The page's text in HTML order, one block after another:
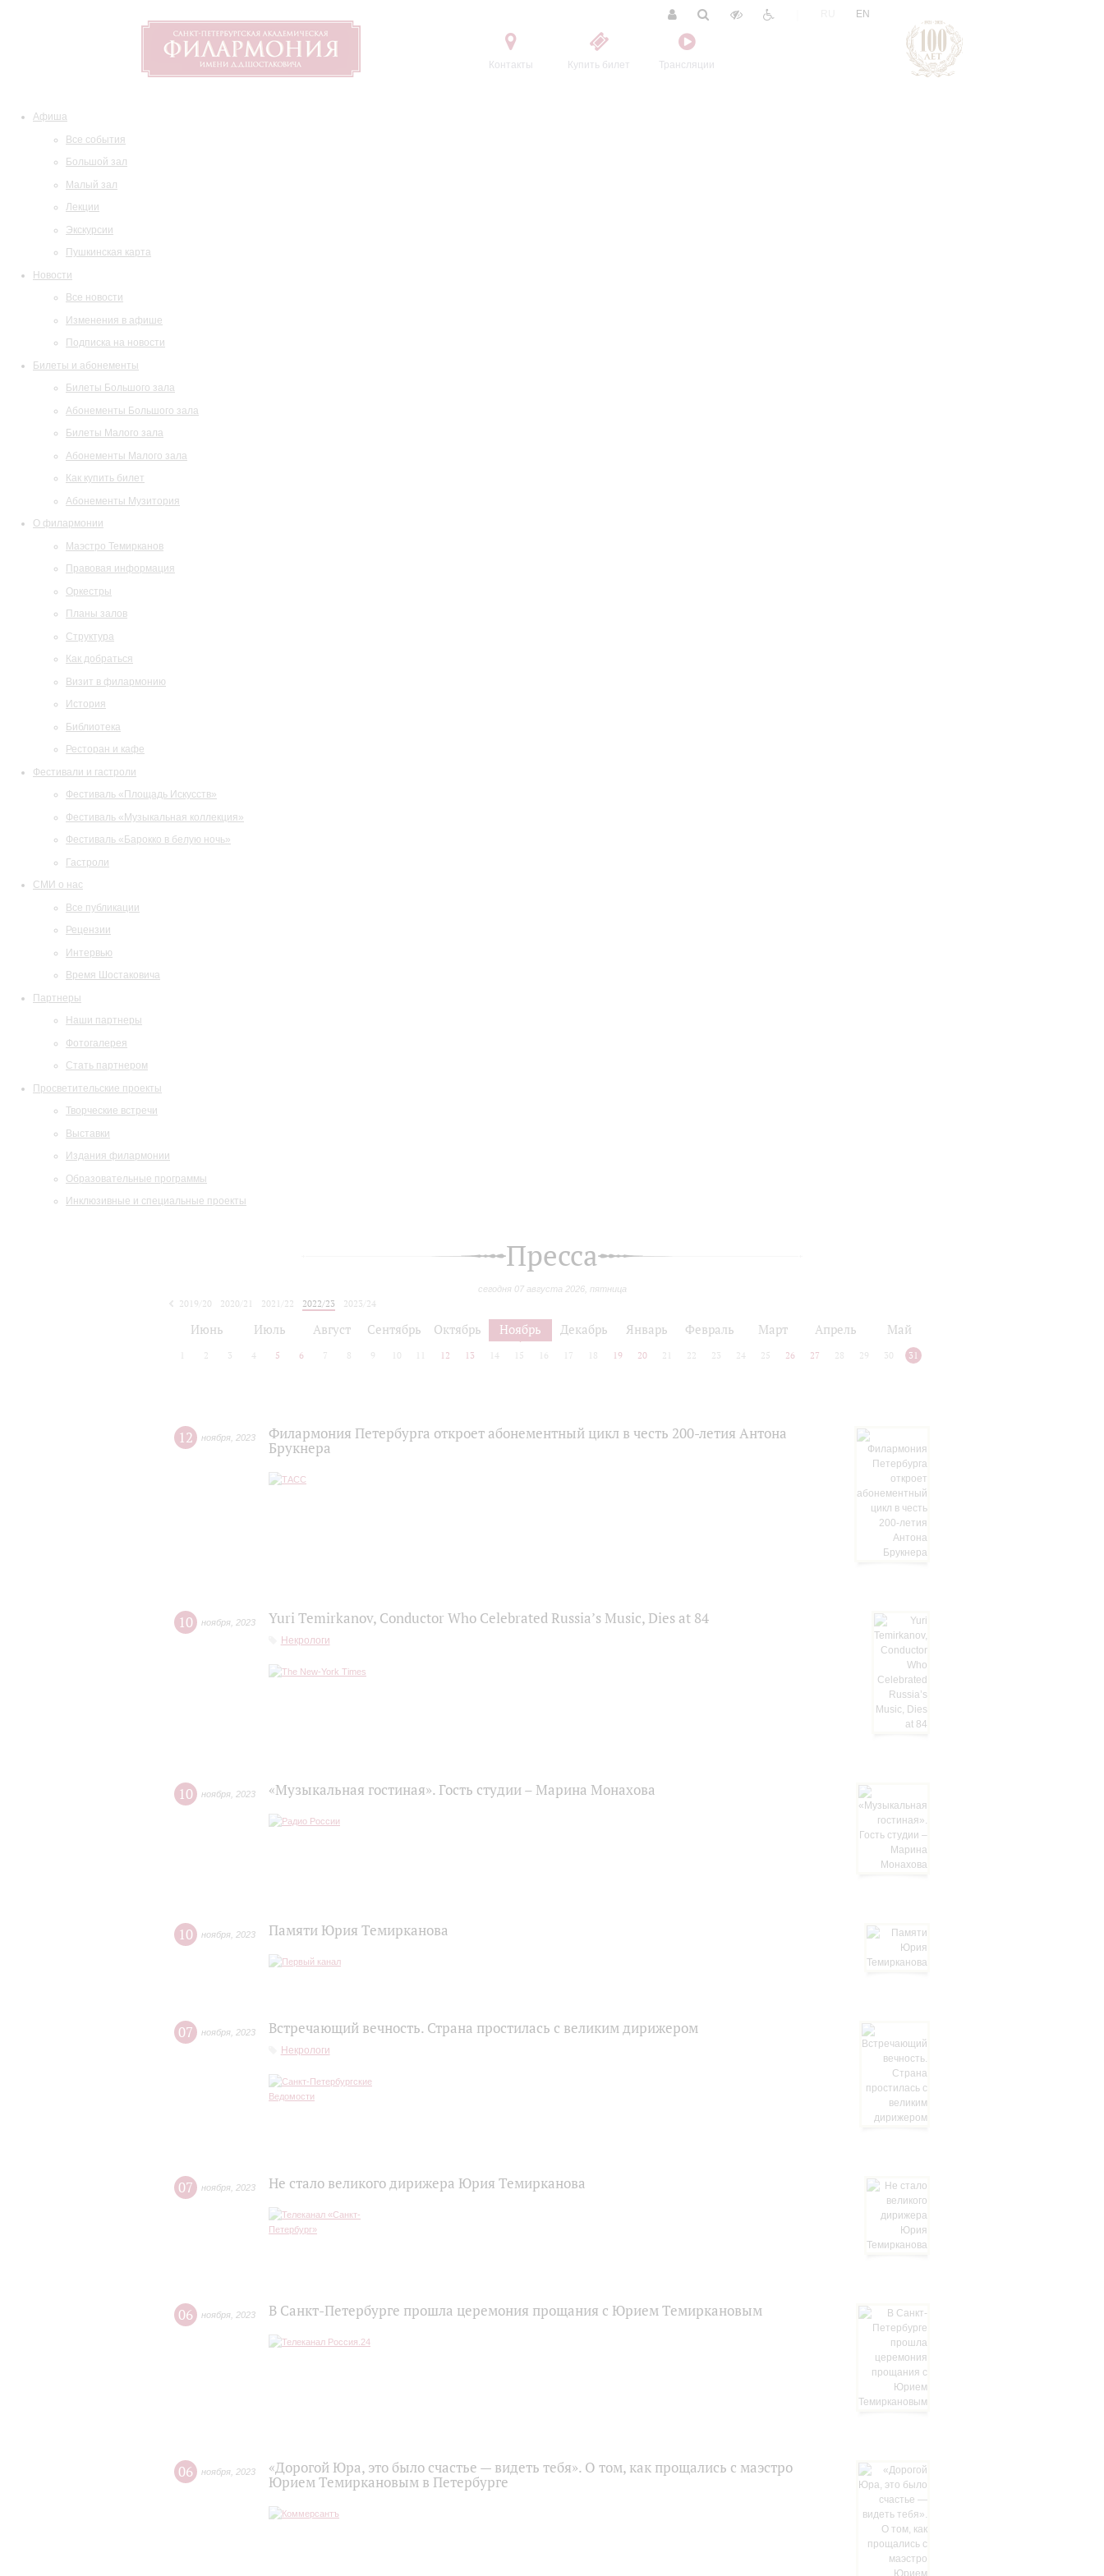
Контакты Купить билет Трансляции
EN
Афиша
Все события
Большой зал
Малый зал
Лекции
Экскурсии
Пушкинская карта
Новости
Все новости
Изменения в афише
Подписка на новости
Билеты и абонементы
Билеты Большого зала
Абонементы Большого зала
Билеты Малого зала
Абонементы Малого зала
Как купить билет
Абонементы Музитория
О филармонии
Маэстро Темирканов
Правовая информация
Оркестры
Планы залов
Структура
Как добраться
Визит в филармонию
История
Библиотека
Ресторан и кафе
Фестивали и гастроли
Фестиваль «Площадь Искусств»
Фестиваль «Музыкальная коллекция»
Фестиваль «Барокко в белую ночь»
Гастроли
СМИ о нас
Все публикации
Рецензии
Интервью
Время Шостаковича
Партнеры
Наши партнеры
Фотогалерея
Стать партнером
Просветительские проекты
Творческие встречи
Выставки
Издания филармонии
Образовательные программы
Инклюзивные и специальные проекты
Пресса
сегодня 07 августа 2026, пятница
2019/20 2020/21 2021/22 2022/23
2023/24
Июнь Июль Август Сентябрь Октябрь Ноябрь Декабрь Январь Февраль Март Апрель Май
2 3 4 5 6 7 8 9 10 12 13 14 15 16 17 18 19 20 21 22 23 24 25 26 27 28 29 30 31
12 ноября 2023
Филармония Петербурга откроет абонементный цикл в честь 200-летия Антона
Брукнера
10 ноября 2023 Yuri Temirkanov, Conductor Who Celebrated Russia’s Music, Dies at 84
Некрологи
10 ноября 2023 «Музыкальная гостиная». Гость студии – Марина Монахова
10 ноября 2023 Памяти Юрия Темирканова
07 ноября 2023 Встречающий вечность. Страна простилась с великим дирижером
Некрологи
07 ноября 2023 Не стало великого дирижера Юрия Темирканова
06 ноября 2023 В Санкт-Петербурге прошла церемония прощания с Юрием Темиркановым
06 ноября 2023
«Дорогой Юра, это было счастье — видеть тебя». О том, как прощались с маэстро
Юрием Темиркановым в Петербурге